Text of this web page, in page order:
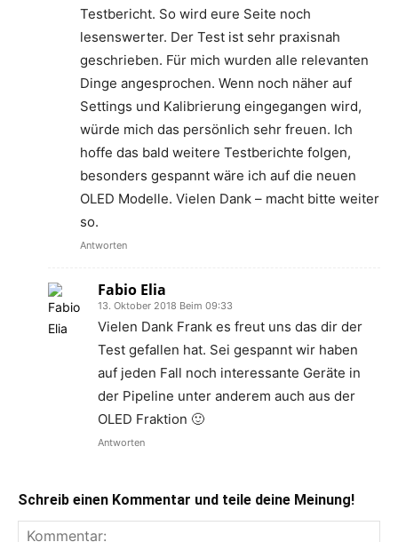
Testbericht. So wird eure Seite noch
lesenswerter. Der Test ist sehr praxisnah
geschrieben. Für mich wurden alle relevanten
Dinge angesprochen. Wenn noch näher auf
Settings und Kalibrierung eingegangen wird,
würde mich das persönlich sehr freuen. Ich
hoffe das bald weitere Testberichte folgen,
besonders gespannt wäre ich auf die neuen
OLED Modelle. Vielen Dank – macht bitte weiter
so.
Antworten
Fabio Elia
13. Oktober 2018 Beim 09:33
Vielen Dank Frank es freut uns das dir der
Test gefallen hat. Sei gespannt wir haben
auf jeden Fall noch interessante Geräte in
der Pipeline unter anderem auch aus der
OLED Fraktion 🙂
Antworten
Schreib einen Kommentar und teile deine Meinung!